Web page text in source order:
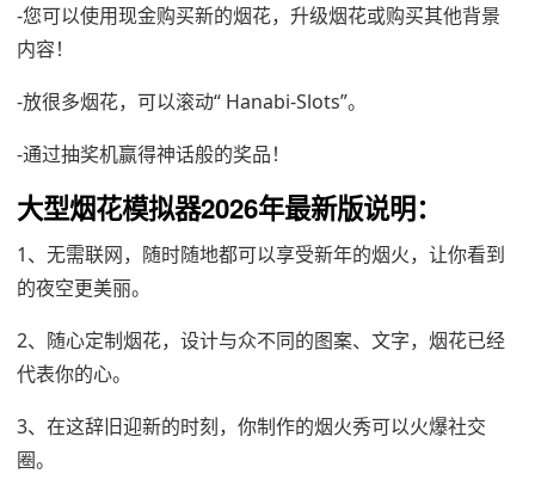
-您可以使用现金购买新的烟花，升级烟花或购买其他背景
内容！
-放很多烟花，可以滚动“ Hanabi-Slots”。
-通过抽奖机赢得神话般的奖品！
大型烟花模拟器2026年最新版说明：
1、无需联网，随时随地都可以享受新年的烟火，让你看到
的夜空更美丽。
2、随心定制烟花，设计与众不同的图案、文字，烟花已经
代表你的心。
3、在这辞旧迎新的时刻，你制作的烟火秀可以火爆社交
圈。